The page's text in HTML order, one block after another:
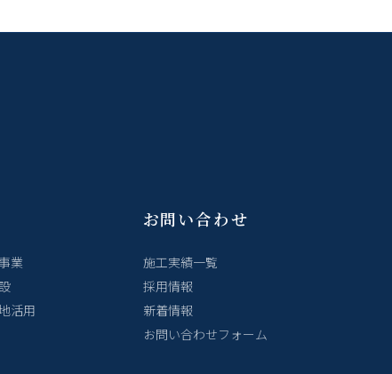
業
活用
お問い合わせ
施工実績一覧
採用情報
新着情報
お問い合わせフォーム